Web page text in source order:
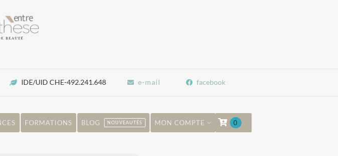
BEAUTÉ
IDE/UID CHE-492.241.648 e-mail facebook
FORMATIONS BLOG NOUVEAUTÉS MON COMPTE 0